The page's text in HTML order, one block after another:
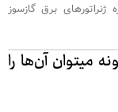
ژنراتورهای برق گازسوز
میتوان آن‌ها را